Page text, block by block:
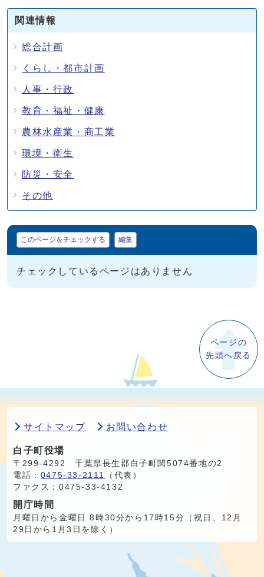
関連情報
総合計画
くらし・都市計画
人事・行政
教育・福祉・健康
農林水産業・商工業
環境・衛生
防災・安全
その他
マイページ
このページをチェックする 編集
チェックしているページはありません
ページの
先頭へ戻る
サイトマップ お問い合わせ
白子町役場
〒299-4292 千葉県長生郡白子町関5074番地の2
電話： 0475-33-2111
（代表）
ファクス：0475-33-4132
開庁時間
月曜日から金曜日 8時30分から17時15分（祝日、12月
29日から1月3日を除く）